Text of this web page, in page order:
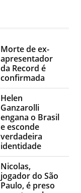
Morte de ex-
apresentador
da Record é
confirmada
Helen
Ganzarolli
engana o Brasil
e esconde
verdadeira
identidade
Nicolas,
jogador do São
Paulo, é preso